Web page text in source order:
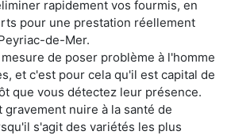
rapidement vos fourmis, en
pour une prestation réellement
de-Mer.
de poser problème à l'homme
et c'est pour cela qu'il est capital de
que vous détectez leur présence.
nuire à la santé de
s'agit des variétés les plus